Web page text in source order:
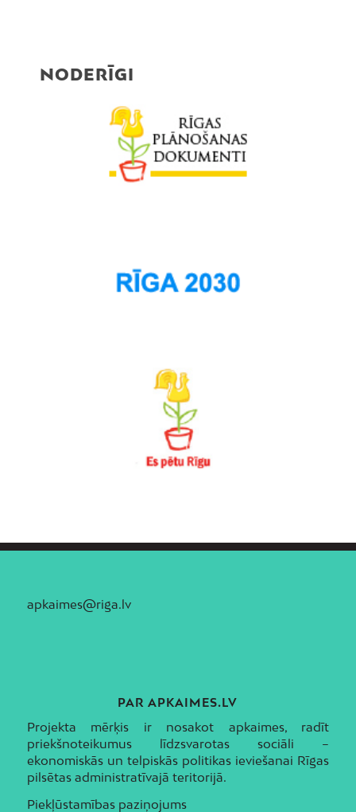
NODERĪGI
apkaimes@riga.lv
PAR APKAIMES.LV
Projekta mērķis ir nosakot apkaimes, radīt
priekšnoteikumus līdzsvarotas sociāli –
ekonomiskās un telpiskās politikas ieviešanai Rīgas
pilsētas administratīvajā teritorijā.
Piekļūstamības paziņojums